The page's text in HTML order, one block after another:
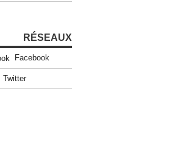
RÉSEAUX
Facebook
Twitter